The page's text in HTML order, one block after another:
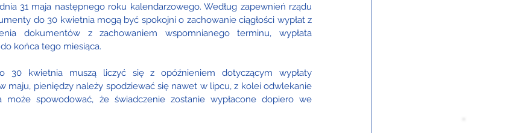
31 maja następnego roku kalendarzowego. Według zapewnień rządu
do 30 kwietnia mogą być spokojni o zachowanie ciągłości wypłat z
dokumentów z zachowaniem wspomnianego terminu, wypłata
końca tego miesiąca.
30 kwietnia muszą liczyć się z opóźnieniem dotyczącym wypłaty
maju, pieniędzy należy spodziewać się nawet w lipcu, z kolei odwlekanie
może spowodować, że świadczenie zostanie wypłacone dopiero we